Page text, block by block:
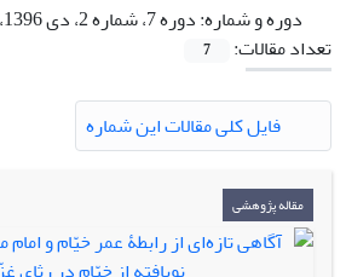
دوره و شماره:دوره 7، شماره 2، دی 1396، صفحه 1-148
تعداد مقالات:
7
فایل کلی مقالات این شماره
مقاله پژوهشی